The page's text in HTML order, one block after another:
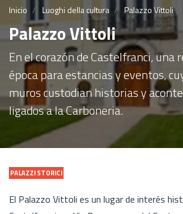
Inicio Luoghi della cultura Palazzo Vittoli
Palazzo Vittoli
En el corazón de Castelfranci, una
época para estancias y eventos,
muros custodian historias y
ligados a la Carboneria.
PALAZZI STORICI
El Palazzo Vittoli es un lugar de interés